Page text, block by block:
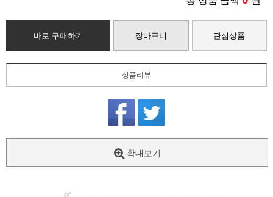
바로 구매하기 장바구니 관심상품
상품리뷰
확대보기